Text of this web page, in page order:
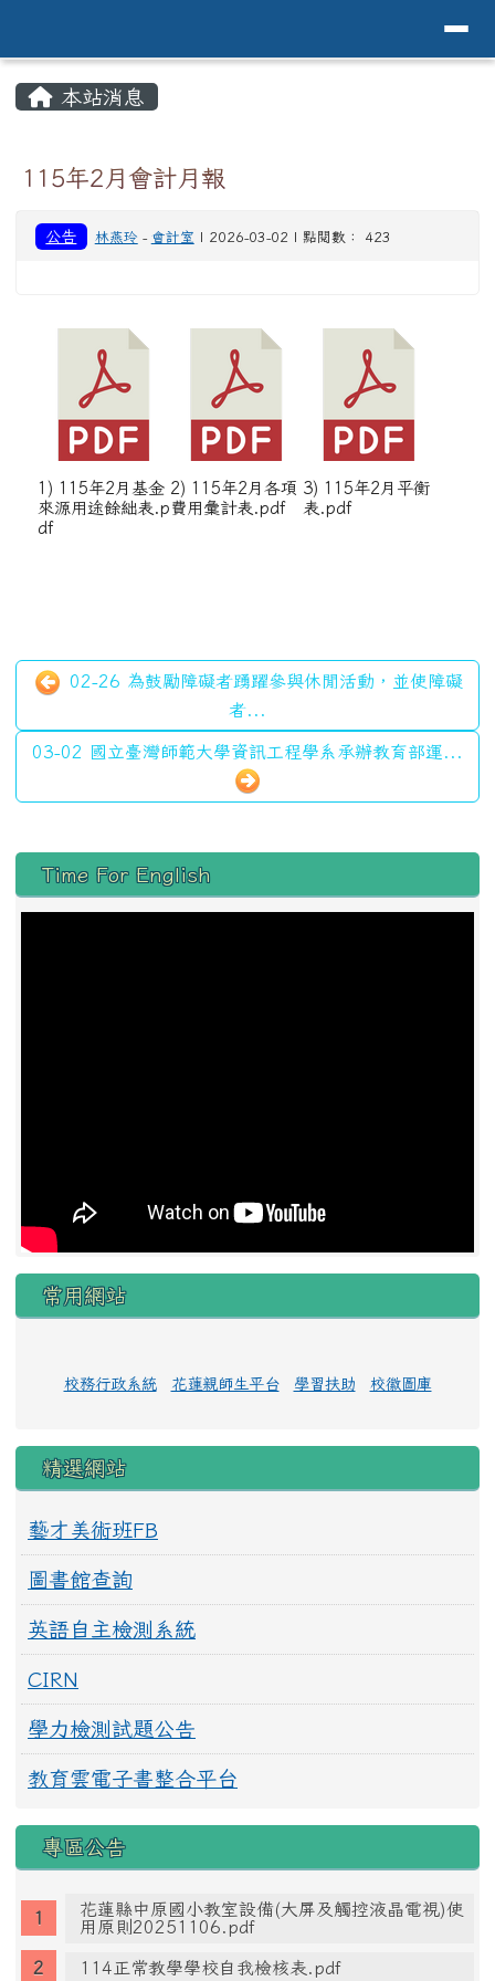
花蓮縣花蓮市中原國小全球資訊
本站消息
115年2月會計月報
公告 林燕玲 - 會計室 | 2026-03-02 | 點閱數： 423
1) 115年2月基金
來源用途餘絀表.p
df
2) 115年2月各項
費用彙計表.pdf
3) 115年2月平衡
表.pdf
02-26 為鼓勵障礙者踴躍參與休閒活動，並使障礙
者...
03-02 國立臺灣師範大學資訊工程學系承辦教育部運...
左邊區域內容
Time For English
常用網站
校務行政系統 花蓮親師生平台 學習扶助 校徽圖庫
精選網站
藝才美術班FB
圖書館查詢
英語自主檢測系統
CIRN
學力檢測試題公告
教育雲電子書整合平台
專區公告
花蓮縣中原國小教室設備(大屏及觸控液晶電視)使
用原則20251106.pdf
114正常教學學校自我檢核表.pdf